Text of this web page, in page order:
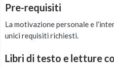
Pre-requisiti
La motivazione personale e
unici requisiti richiesti.
Libri di testo e letture